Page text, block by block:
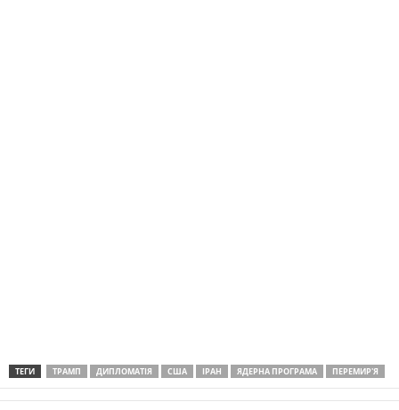
ТЕГИ ТРАМП ДИПЛОМАТІЯ США ІРАН ЯДЕРНА ПРОГРАМА ПЕРЕМИР'Я